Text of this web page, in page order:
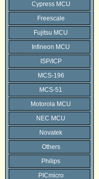
Cypress MCU
Freescale
Fujitsu MCU
Infineon MCU
ISP/ICP
MCS-196
MCS-51
Motorola MCU
NEC MCU
Novatek
Others
Philips
PICmicro